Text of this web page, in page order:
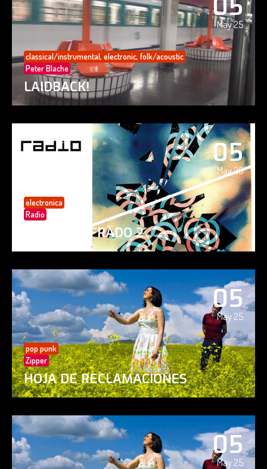
05
May 25
classical/instrumental, electronic, folk/acoustic
Peter Blache
LAIDBACK!
05
May 25
electronica
Radio
PAISAJE CIFRADO 2
05
May 25
pop punk
Zipper
HOJA DE RECLAMACIONES
05
May 25